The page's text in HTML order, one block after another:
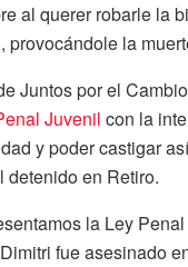
al querer robarle la
, provocándole la
Juntos por el Cambio
Juvenil con la
y poder castigar
detenido en Retiro.
la Ley
fue asesinado